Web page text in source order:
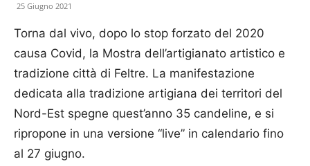
25 Giugno 2021
Torna dal vivo, dopo lo stop forzato del 2020
causa Covid, la Mostra dell’artigianato artistico e
tradizione città di Feltre. La manifestazione
dedicata alla tradizione artigiana dei territori del
Nord-Est spegne quest’anno 35 candeline, e si
ripropone in una versione “live” in calendario fino
al 27 giugno.